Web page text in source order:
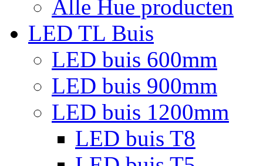
Alle Hue producten
LED TL Buis
LED buis 600mm
LED buis 900mm
LED buis 1200mm
LED buis T8